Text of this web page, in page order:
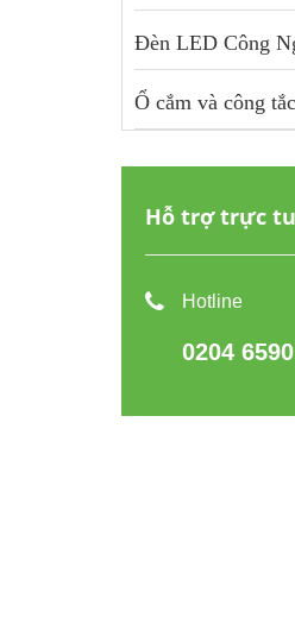
Đèn LED Công
Ổ cắm và công tắc
Hỗ trợ trực
Hotline
0204